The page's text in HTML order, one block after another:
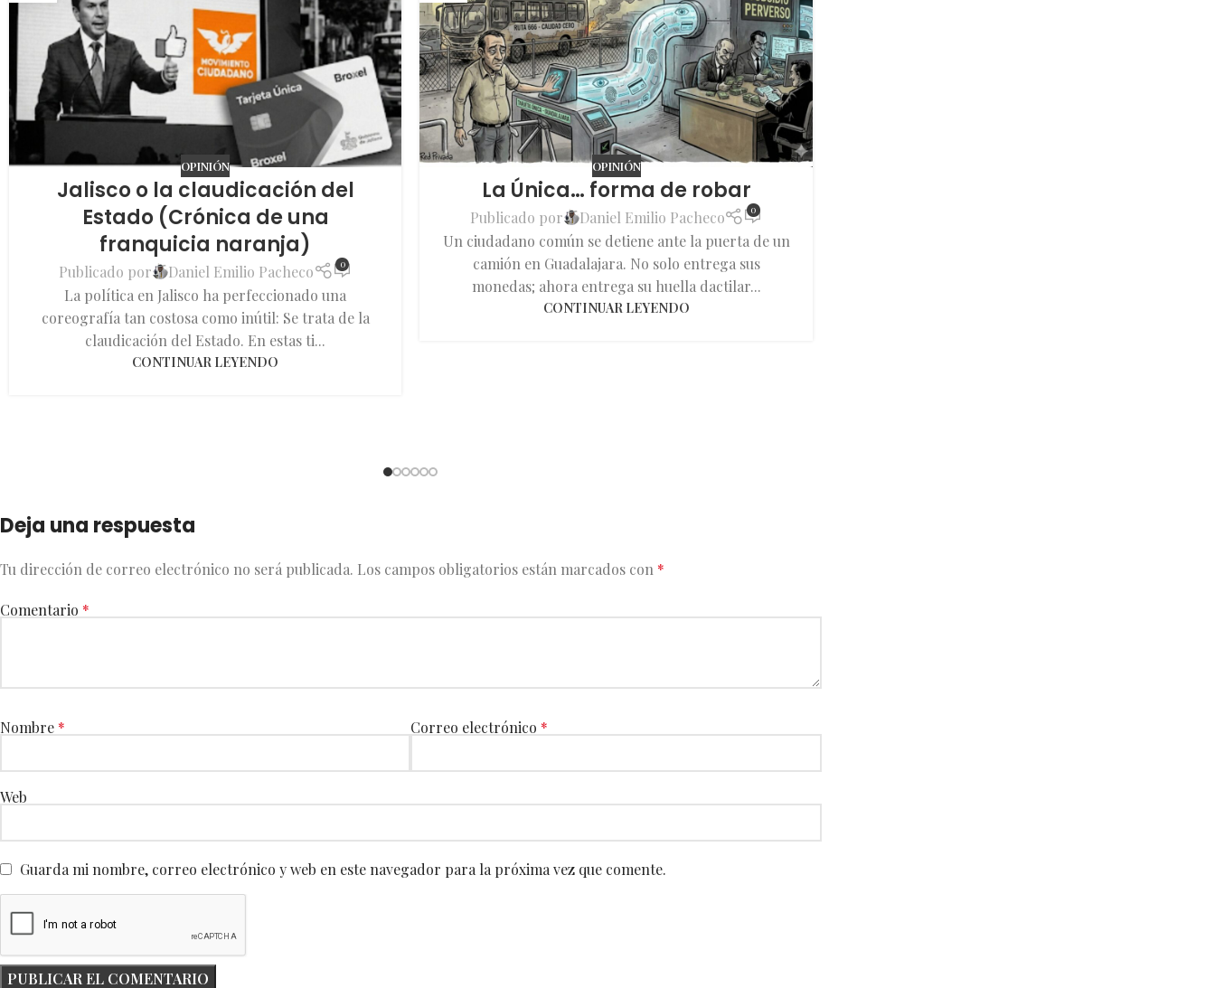
OPINIÓN
Jalisco o la claudicación del
Estado (Crónica de una
franquicia naranja)
Publicado por Daniel Emilio Pacheco 0
La política en Jalisco ha perfeccionado una
coreografía tan costosa como inútil: Se trata de la
claudicación del Estado. En estas ti...
CONTINUAR LEYENDO
OPINIÓN
La Única… forma de robar
Publicado por Daniel Emilio Pacheco 0
Un ciudadano común se detiene ante la puerta de un
camión en Guadalajara. No solo entrega sus
monedas; ahora entrega su huella dactilar...
CONTINUAR LEYENDO
Deja una respuesta
Tu dirección de correo electrónico no será publicada. Los campos obligatorios están marcados con *
Comentario *
Nombre * Correo electrónico *
Web
Guarda mi nombre, correo electrónico y web en este navegador para la próxima vez que comente.